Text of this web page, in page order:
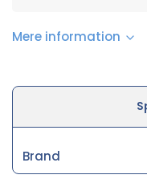
Mere information
Brand